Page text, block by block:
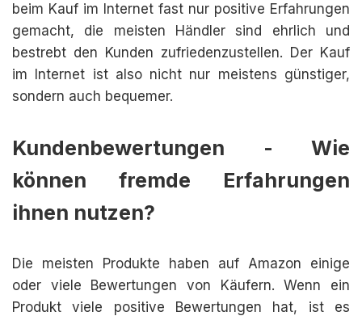
beim Kauf im Internet fast nur positive Erfahrungen
gemacht, die meisten Händler sind ehrlich und
bestrebt den Kunden zufriedenzustellen. Der Kauf
im Internet ist also nicht nur meistens günstiger,
sondern auch bequemer.
Kundenbewertungen - Wie
können fremde Erfahrungen
ihnen nutzen?
Die meisten Produkte haben auf Amazon einige
oder viele Bewertungen von Käufern. Wenn ein
Produkt viele positive Bewertungen hat, ist es